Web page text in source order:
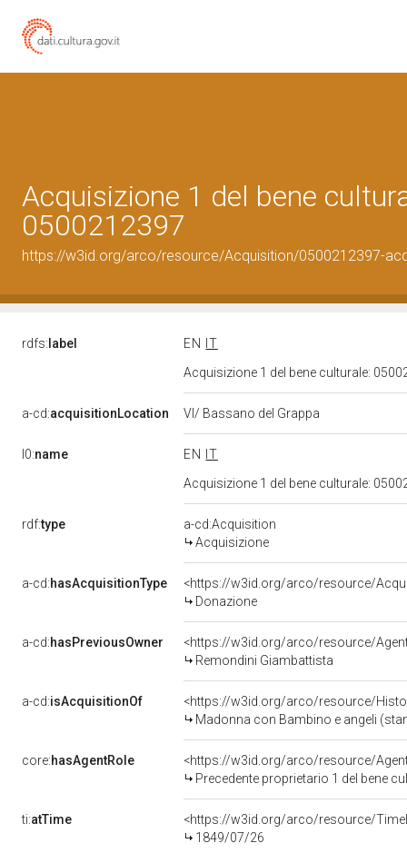
Acquisizione 1 del bene
0500212397
https://w3id.org/arco/resource/Acquisition/0500212397-
rdfs: label EN
IT
Acquisizione 1 del bene culturale:
a-cd:acquisitionLocation VI/ Bassano del Grappa
l0:name EN
IT
Acquisizione 1 del bene culturale:
rdf:type
a-cd:Acquisition
Acquisizione
a-cd:hasAcquisitionType
<https://w3id.org/arco/resource/
Donazione
a-cd:hasPreviousOwner
<https://w3id.org/arco/resource/
Remondini Giambattista
a-cd:isAcquisitionOf
<https://w3id.org/arco/resource/
Madonna con Bambino e angeli
core:hasAgentRole
<https://w3id.org/arco/resource/
Precedente proprietario 1 del bene
ti:atTime
<https://w3id.org/arco/resource/
1849/07/26